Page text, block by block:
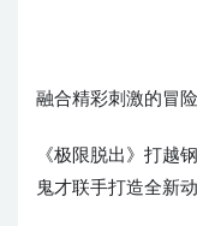
融合精彩刺激的冒
《极限脱出》打越
鬼才联手打造全新